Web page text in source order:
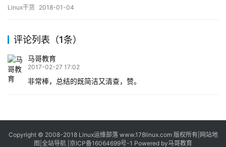
或官方的服务器 centos镜像： http://mirror…
Linux干货 2018-01-04
评论列表（1条）
马哥教育
2017-02-27 17:02
非常棒，总结的既简洁又清查，赞。
Copyright © 2008-2018 Linux运维部落www.178linux.com 版权所有| 网站地
图 全站导航 京ICP备16064699号-1 Powered by马哥教育